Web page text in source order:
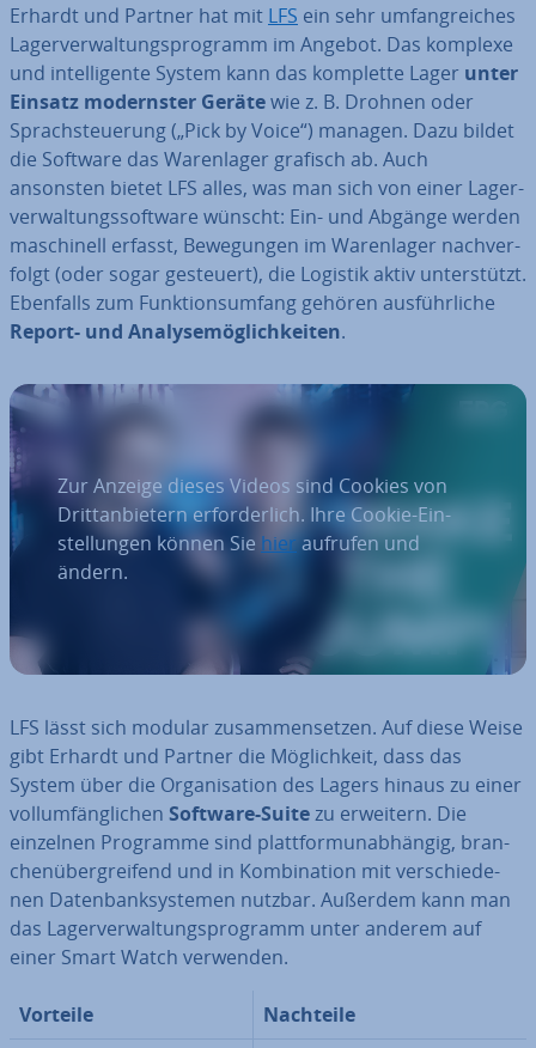
Erhardt und Partner hat mit LFS ein sehr um­fang­rei­ches
La­ger­ver­wal­tungs­pro­gramm im Angebot. Das komplexe
und in­tel­li­gen­te System kann das komplette Lager unter
Einsatz mo­derns­ter Gerätewie z. B. Drohnen oder
Sprach­steue­rung („Pick by Voice“) managen. Dazu bildet
die Software das Wa­ren­la­ger grafisch ab. Auch
ansonsten bietet LFS alles, was man sich von einer La­ger­
ver­wal­tungs­soft­ware wünscht: Ein- und Abgänge werden
ma­schi­nell erfasst, Be­we­gun­gen im Wa­ren­la­ger nach­ver­
folgt (oder sogar gesteuert), die Logistik aktiv un­ter­stützt.
Ebenfalls zum Funk­ti­ons­um­fang gehören aus­führ­li­che
Report- und Ana­ly­se­mög­lich­kei­ten.
Zur Anzeige dieses Videos sind Cookies von
Dritt­an­bie­tern er­for­der­lich. Ihre Cookie-Ein­
stel­lun­gen können Sie hieraufrufen und
ändern.
LFS lässt sich modular zu­sam­men­set­zen. Auf diese Weise
gibt Erhardt und Partner die Mög­lich­keit, dass das
System über die Or­ga­ni­sa­ti­on des Lagers hinaus zu einer
voll­um­fäng­li­chen Software-Suitezu erweitern. Die
einzelnen Programme sind platt­form­un­ab­hän­gig, bran­
chen­über­grei­fend und in Kom­bi­na­ti­on mit ver­schie­de­
nen Da­ten­bank­sys­te­men nutzbar. Außerdem kann man
das La­ger­ver­wal­tungs­pro­gramm unter anderem auf
einer Smart Watch verwenden.
Vorteile
Nachteile